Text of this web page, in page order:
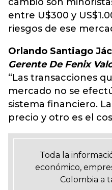
entre U$300 y
riesgos de ese
Orlando Santiago
Gerente De Fenix
“Las transacciones
mercado no se
sistema financiero.
precio y otro es el
Toda la
económico,
Colombia a